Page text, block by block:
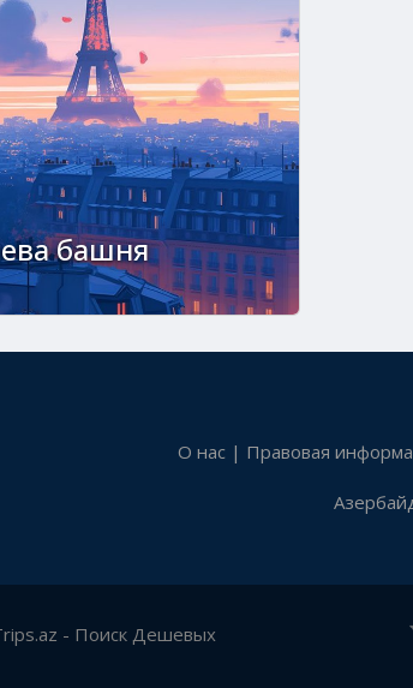
башня
О нас| Правовая
- Поиск Дешевых